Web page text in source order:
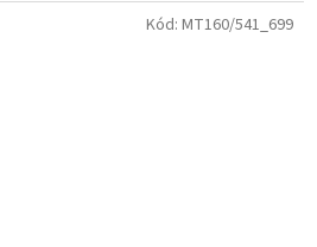
Kód: MT160/541_699